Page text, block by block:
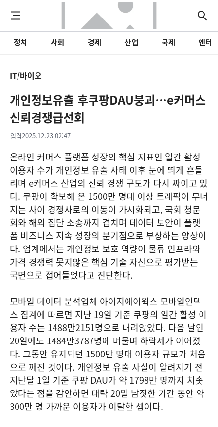
정치 사회 경제 산업 국제 엔터
IT/바이오
개인정보유출 후쿠팡DAU붕괴…e커머스
신뢰경쟁급선회
입력2025.12.23 02:47
온라인 커머스 플랫폼 성장의 핵심 지표인 일간 활성
이용자 수가 개인정보 유출 사태 이후 눈에 띄게 흔들
리며 e커머스 산업의 신뢰 경쟁 구도가 다시 짜이고 있
다. 쿠팡이 확보해 온 1500만 명대 이상 트래픽이 무너
지는 사이 경쟁사로의 이동이 가시화되고, 국회 청문
회와 해외 집단 소송까지 겹치며 데이터 보안이 플랫
폼 비즈니스 지속 성장의 분기점으로 부상하는 양상이
다. 업계에서는 개인정보 보호 역량이 물류 인프라와
가격 경쟁력 못지않은 핵심 기술 자산으로 평가받는
국면으로 접어들었다고 진단한다.
모바일 데이터 분석업체 아이지에이웍스 모바일인덱
스 집계에 따르면 지난 19일 기준 쿠팡의 일간 활성 이
용자 수는 1488만2151명으로 내려앉았다. 다음 날인
20일에도 1484만3787명에 머물며 하락세가 이어졌
다. 그동안 유지되던 1500만 명대 이용자 규모가 처음
으로 깨진 것이다. 개인정보 유출 사실이 알려지기 전
지난달 1일 기준 쿠팡 DAU가 약 1798만 명까지 치솟
았다는 점을 감안하면 대략 20일 남짓한 기간 동안 약
300만 명 가까운 이용자가 이탈한 셈이다.